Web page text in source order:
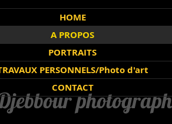
HOME
A PROPOS
PORTRAITS
PERSONNELS/Photo d'art
CONTACT